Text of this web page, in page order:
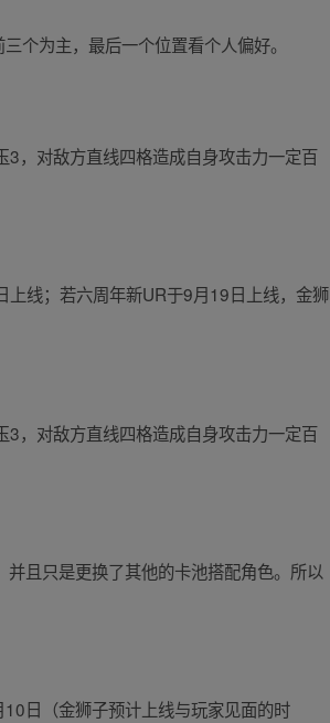
个为主，最后一个位置看个人偏好。
3，对敌方直线四格造成自身攻击力一定百
线；若六周年新UR于9月19日上线，金狮
3，对敌方直线四格造成自身攻击力一定百
且只是更换了其他的卡池搭配角色。所以
日（金狮子预计上线与玩家见面的时